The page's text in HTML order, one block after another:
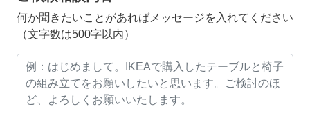
何か聞きたいことがあればメッセージを入れてください
（文字数は500字以内）